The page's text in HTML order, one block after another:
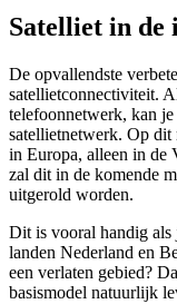
Satelliet in de
De opvallendste
satellietconnectiviteit.
telefoonnetwerk, kan
satellietnetwerk. Op dit
in Europa, alleen in de
zal dit in de komende
uitgerold worden.
Dit is vooral handig als
landen Nederland en
een verlaten gebied?
basismodel natuurlijk